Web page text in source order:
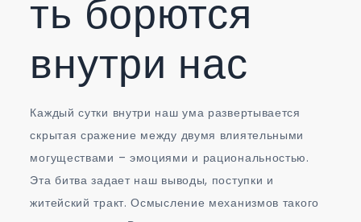
ть борются
внутри нас
Каждый сутки внутри наш ума развертывается
скрытая сражение между двумя влиятельными
могуществами – эмоциями и рациональностью.
Эта битва задает наш выводы, поступки и
житейский тракт. Осмысление механизмов такого